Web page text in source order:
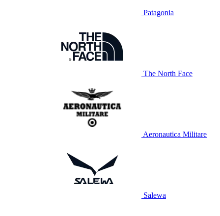
Patagonia
The North Face
Aeronautica Militare
Salewa